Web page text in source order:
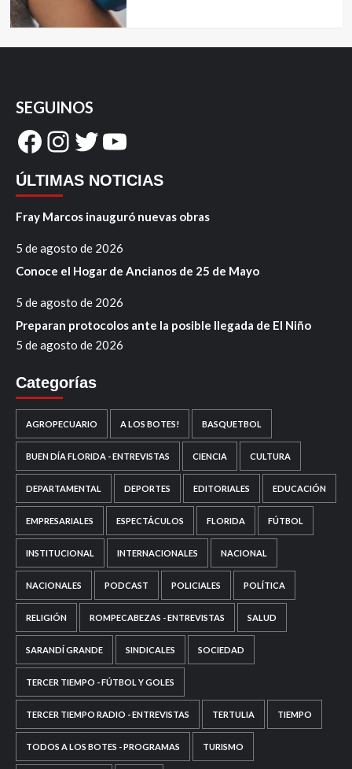
SEGUINOS
Facebook
Instagram
Twitter
YouTube
ÚLTIMAS NOTICIAS
Fray Marcos inauguró nuevas obras
5 de agosto de 2026
Conoce el Hogar de Ancianos de 25 de Mayo
5 de agosto de 2026
Preparan protocolos ante la posible llegada de El Niño
5 de agosto de 2026
Categorías
AGROPECUARIO A LOS BOTES! BASQUETBOL
BUEN DÍA FLORIDA - ENTREVISTAS CIENCIA CULTURA
DEPARTAMENTAL DEPORTES EDITORIALES EDUCACIÓN
EMPRESARIALES ESPECTÁCULOS FLORIDA FÚTBOL
INSTITUCIONAL INTERNACIONALES NACIONAL
NACIONALES PODCAST POLICIALES POLÍTICA
RELIGIÓN ROMPECABEZAS - ENTREVISTAS SALUD
SARANDÍ GRANDE SINDICALES SOCIEDAD
TERCER TIEMPO - FÚTBOL Y GOLES
TERCER TIEMPO RADIO - ENTREVISTAS TERTULIA TIEMPO
TODOS A LOS BOTES - PROGRAMAS TURISMO